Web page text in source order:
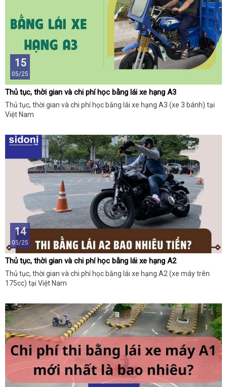
15
05/25
Thủ tục, thời gian và chi phí học bằng lái xe hạng A3
Thủ tục, thời gian và chi phí học bằng lái xe hạng A3 (xe 3 bánh) tại
Việt Nam
14
05/25
Thủ tục, thời gian và chi phí học bằng lái xe hạng A2
Thủ tục, thời gian và chi phí học bằng lái xe hạng A2 (xe máy trên
175cc) tại Việt Nam